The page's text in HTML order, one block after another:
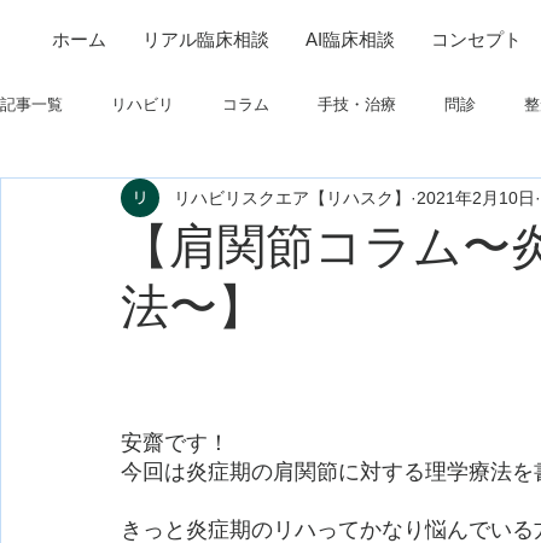
ホーム リアル臨床相談 AI臨床相談 コンセプト
記事一覧 リハビリ コラム 手技・治療 問診
制度関連 学会・研究関連 高次脳機能障害
フィジカルアセスメント
【肩関節コラム
法〜】
リハビリスクエア【リハスク】 2021年2月10日
安齋です！
今回は炎症期の肩関節に対する理学療法
きっと炎症期のリハってかなり悩んでい